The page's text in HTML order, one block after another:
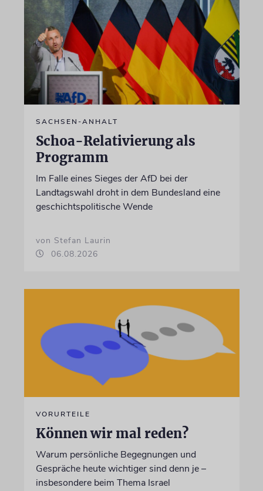
SACHSEN-ANHALT
Schoa-Relativierung als
Programm
Im Falle eines Sieges der AfD bei der
Landtagswahl droht in dem Bundesland eine
geschichtspolitische Wende
von Stefan Laurin
06.08.2026
VORURTEILE
Können wir mal reden?
Warum persönliche Begegnungen und
Gespräche heute wichtiger sind denn je –
insbesondere beim Thema Israel